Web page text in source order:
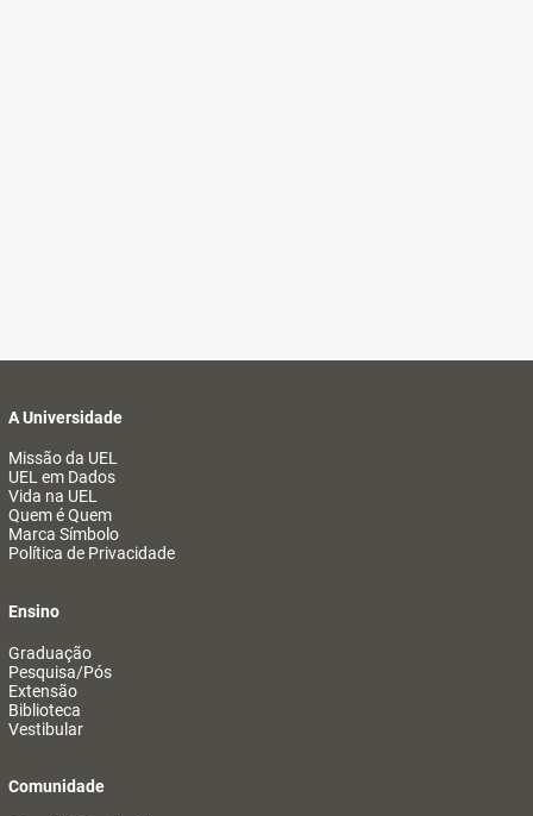
A Universidade
Missão da UEL
UEL em Dados
Vida na UEL
Quem é Quem
Marca Símbolo
Política de Privacidade
Ensino
Graduação
Pesquisa/Pós
Extensão
Biblioteca
Vestibular
Comunidade